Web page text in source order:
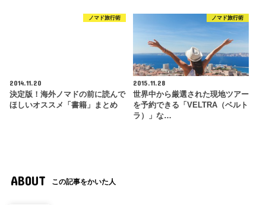
ノマド旅行術
2014.11.20
決定版！海外ノマドの前に読んで
ほしいオススメ「書籍」まとめ
ノマド旅行術
2015.11.28
世界中から厳選された現地ツアー
を予約できる「VELTRA（ベルト
ラ）」な…
ABOUT この記事をかいた人